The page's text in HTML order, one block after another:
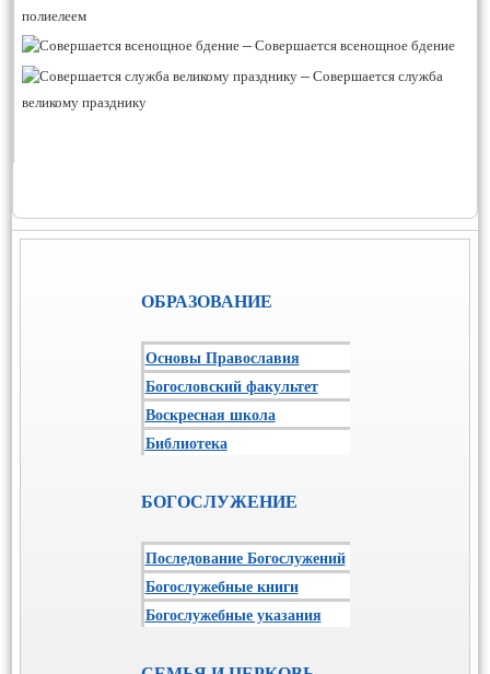
полиелеем
–Совершается всенощное бдение
–Совершается служба
великому празднику
ОБРАЗОВАНИЕ
Основы Православия
Богословский факультет
Воскресная школа
Библиотека
БОГОСЛУЖЕНИЕ
Последование Богослужений
Богослужебные книги
Богослужебные указания